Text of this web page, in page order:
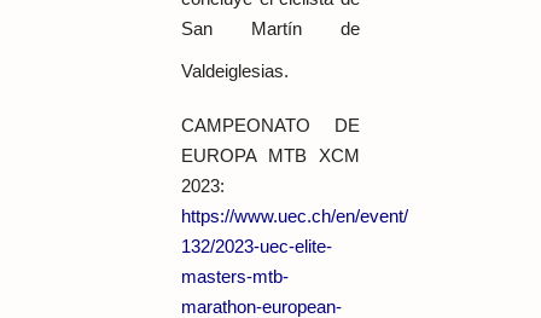
San Martín de
Valdeiglesias.
CAMPEONATO DE
EUROPA MTB XCM
2023:
https://www.uec.ch/en/event/
132/2023-uec-elite-
masters-mtb-
marathon-european-